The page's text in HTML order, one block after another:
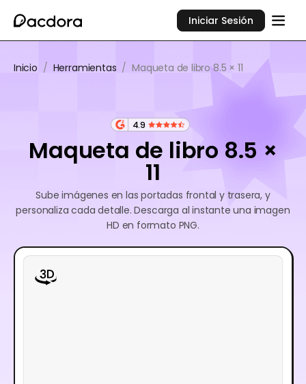
Iniciar Sesión
Inicio / Herramientas / Maqueta de libro 8.5 × 11
4.9
Maqueta de libro 8.5 ×
11
Sube imágenes en las portadas frontal y trasera, y
personaliza cada detalle. Descarga al instante una imagen
HD en formato PNG.